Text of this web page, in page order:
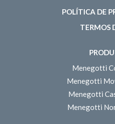
POLÍTICA DE
TERMOS
Menegotti
Menegotti
Menegotti
Menegotti